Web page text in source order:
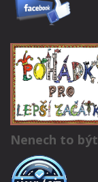
Nenech to být